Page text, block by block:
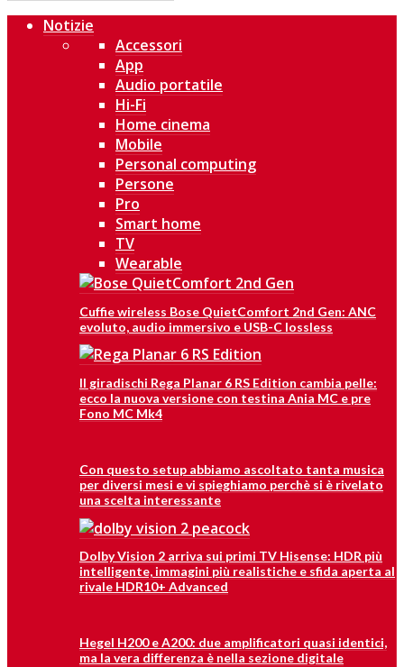
Notizie
Accessori
App
Audio portatile
Hi-Fi
Home cinema
Mobile
Personal computing
Persone
Pro
Smart home
TV
Wearable
Cuffie wireless Bose QuietComfort 2nd Gen: ANC
evoluto, audio immersivo e USB-C lossless
Il giradischi Rega Planar 6 RS Edition cambia pelle:
ecco la nuova versione con testina Ania MC e pre
Fono MC Mk4
Con questo setup abbiamo ascoltato tanta musica
per diversi mesi e vi spieghiamo perchè si è rivelato
una scelta interessante
Dolby Vision 2 arriva sui primi TV Hisense: HDR più
intelligente, immagini più realistiche e sfida aperta al
rivale HDR10+ Advanced
Hegel H200 e A200: due amplificatori quasi identici,
ma la vera differenza è nella sezione digitale